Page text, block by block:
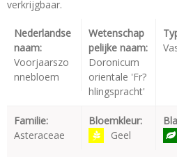
verkrijgbaar.
Nederlandse
naam:
Voorjaarszo
nnebloem
Wetenschap
pelijke naam:
Doronicum
orientale 'Fr?
hlingspracht'
Familie:
Asteraceae
Bloemkleur:
Geel